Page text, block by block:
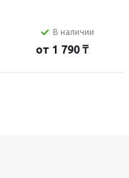
В наличии
от 1 790 ₸